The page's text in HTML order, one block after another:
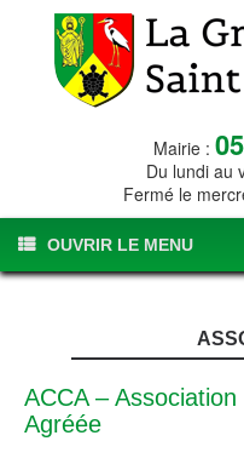
Mairie :
Du lundi au
Fermé le
OUVRIR LE MENU
ACCA –
Agréée